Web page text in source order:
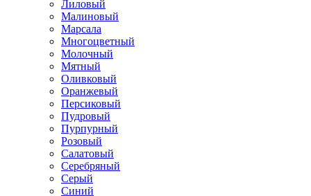
Лиловый
Малиновый
Марсала
Многоцветный
Молочный
Мятный
Оливковый
Оранжевый
Персиковый
Пудровый
Пурпурный
Розовый
Салатовый
Серебряный
Серый
Синий